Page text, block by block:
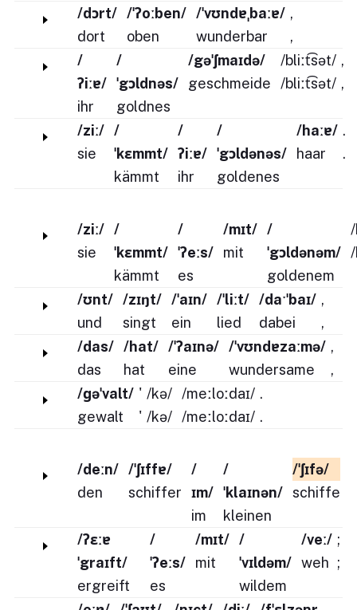
/dɔrt/
dort
/ˈʔoːben/
oben
/ˈvʊndɐˌbaːɐ/
wunderbar
,
,
/
ʔiːɐ/
ihr
/
ˈgɔldnəs/
goldnes
/gəˈʃmaɪdə/
geschmeide
/bliːt͡sət/
/bliːt͡sət/
,
,
/ziː/
sie
/
ˈkɛmmt/
kämmt
/
ʔiːɐ/
ihr
/
ˈgɔldənəs/
goldenes
/haːɐ/
haar
.
.
/ziː/
sie
/
ˈkɛmmt/
kämmt
/
ˈʔeːs/
es
/mɪt/
mit
/
ˈgɔldənəm/
goldenem
/ʊnt/
und
/zɪŋt/
singt
/ˈaɪn/
ein
/ˈliːt/
lied
/daˑˈbaɪ/
dabei
,
,
/das/
das
/hat/
hat
/ˈʔaɪnə/
eine
/ˈvʊndɐzaːmə/
wundersame
,
,
/ɡəˈvalt/
gewalt
'
'
/kə/
/kə/
/meːloːdaɪ/
/meːloːdaɪ/
.
.
/deːn/
den
/ˈʃɪffɐ/
schiffer
/
ɪm/
im
/
ˈklaɪnən/
kleinen
/ˈʃɪfə/
schiffe
/ʔɛːɐ
ˈgraɪft/
ergreift
/
ˈʔeːs/
es
/mɪt/
mit
/
ˈvɪldəm/
wildem
/veː/
weh
;
;